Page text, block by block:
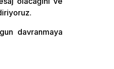
davranmaya